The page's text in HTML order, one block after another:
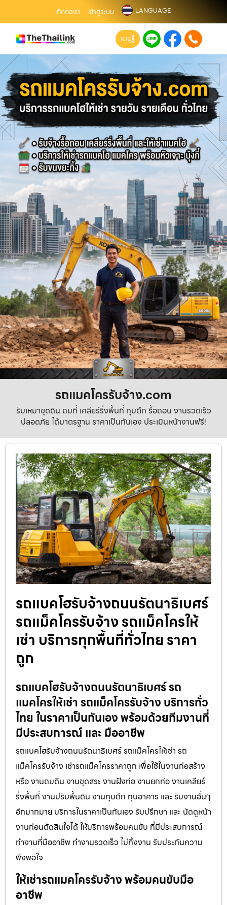
ติดต่อเรา เข้าสู่ระบบ LANGUAGE
เมนู
รถแมคโครรับจ้าง.com
รับเหมาขุดดิน ถมที่ เคลียร์ริ่งพื้นที่ ทุบตึก รื้อถอน งานรวดเร็ว
ปลอดภัย ได้มาตรฐาน ราคาเป็นกันเอง ประเมินหน้างานฟรี!
รถแบคโฮรับจ้างถนนรัตนาธิเบศร์
รถแม็คโครรับจ้าง รถแม็คโครให้
เช่า บริการทุกพื้นที่ทั่วไทย ราคา
ถูก
รถแบคโฮรับจ้างถนนรัตนาธิเบศร์ รถ
แมคโครให้เช่า รถแม็คโครรับจ้าง บริการทั่ว
ไทย ในราคาเป็นกันเอง พร้อมด้วยทีมงานที่
มีประสบการณ์ และ มืออาชีพ
รถแบคโฮรับจ้างถนนรัตนาธิเบศร์ รถแม็คโครให้เช่า รถ
แม็คโครรับจ้าง เช่ารถแม็คโครราคาถูก เพื่อใช้ในงานก่อสร้าง
หรือ งานถมดิน งานขุดสระ งานฝังท่อ งานยกท่อ งานเคลียร์
ริ่งพื้นที่ งานปรับพื้นดิน งานทุบตึก ทุบอาคาร และ รับงานอื่นๆ
อีกมากมาย บริการในราคาเป็นกันเอง รับปรึกษา และ นัดดูหน้า
งานก่อนตัดสินใจได้ ให้บริการพร้อมคนขับ ที่มีประสบการณ์
ทำงานที่มืออาชีพ ทำงานรวดเร็ว ไม่ทิ้งงาน รับประกันความ
พึงพอใจ
ให้เช่ารถแมคโครรับจ้าง พร้อมคนขับมือ
อาชีพ